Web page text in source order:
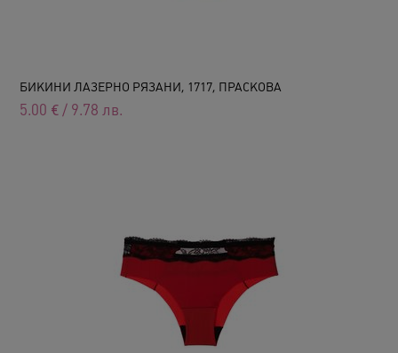
БИКИНИ ЛАЗЕРНО РЯЗАНИ, 1717, ПРАСКОВА
5.00 € / 9.78 лв.